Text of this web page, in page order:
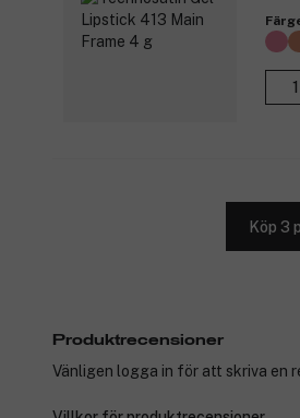
Köp 3
Produktrecensioner
Vänligen logga in för att skriva en